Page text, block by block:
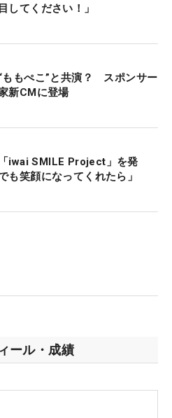
してください！」
ももぺこ”と共演？ スポンサー
新CMに登場
iwai SMILE Project」を発
笑顔になってくれたら」
ール・成績